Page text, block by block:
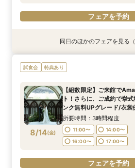
フェアを予約
特典あり
8/13(木)
【組数限定】ご来館で
ト！さらに、ご成約で挙
定の特典付リニューアル
所要時間：3時間程度
11:00〜
14:00〜
16:00〜
17:00〜
フェアを予約
特典あり
8/13(木)
【少人数*おもてなし重視
誓う挙式×実際のご婚礼料
所要時間：3時間程度
11:00〜
14:00〜
16:00〜
17:00〜
フェアを予約
同日のほかのフェアを見る（
試食会 特典あり
8/14(金)
【組数限定】ご来館で
ト！さらに、ご成約で挙
ンク無料UPグレード/衣
定の特典付リニューアル記
所要時間：3時間程度
11:00〜
14:00〜
16:00〜
17:00〜
フェアを予約